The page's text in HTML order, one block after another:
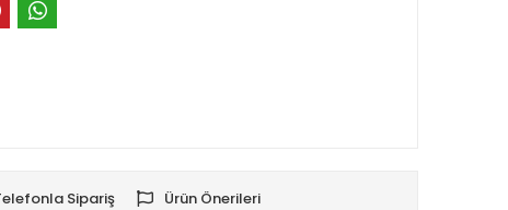
Sipariş Ürün Önerileri